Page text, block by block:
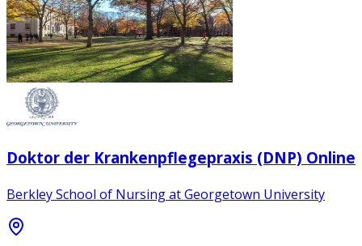
Doktor der Krankenpflegepraxis (DNP) Online
Berkley School of Nursing at Georgetown University